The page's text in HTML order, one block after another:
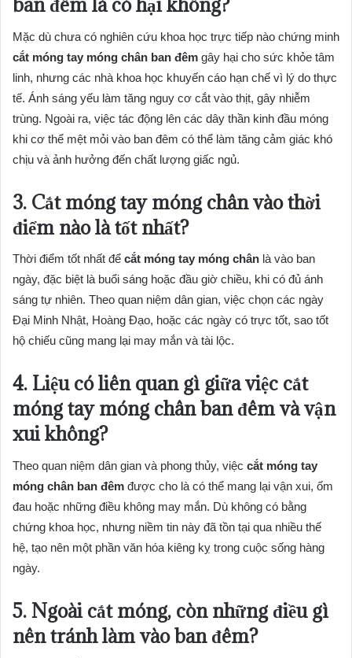
Mặc dù chưa có nghiên cứu khoa học trực tiếp nào chứng minh
cắt móng tay móng chân ban đêm gây hại cho sức khỏe tâm
linh, nhưng các nhà khoa học khuyến cáo hạn chế vì lý do thực
tế. Ánh sáng yếu làm tăng nguy cơ cắt vào thịt, gây nhiễm
trùng. Ngoài ra, việc tác động lên các dây thần kinh đầu móng
khi cơ thể mệt mỏi vào ban đêm có thể làm tăng cảm giác khó
chịu và ảnh hưởng đến chất lượng giấc ngủ.
3. Cắt móng tay móng chân vào thời
điểm nào là tốt nhất?
Thời điểm tốt nhất để cắt móng tay móng chân là vào ban
ngày, đặc biệt là buổi sáng hoặc đầu giờ chiều, khi có đủ ánh
sáng tự nhiên. Theo quan niệm dân gian, việc chọn các ngày
Đại Minh Nhật, Hoàng Đạo, hoặc các ngày có trực tốt, sao tốt
hộ chiếu cũng mang lại may mắn và tài lộc.
4. Liệu có liên quan gì giữa việc cắt
móng tay móng chân ban đêm và vận
xui không?
Theo quan niệm dân gian và phong thủy, việc cắt móng tay
móng chân ban đêm được cho là có thể mang lại vận xui, ốm
đau hoặc những điều không may mắn. Dù không có bằng
chứng khoa học, nhưng niềm tin này đã tồn tại qua nhiều thế
hệ, tạo nên một phần văn hóa kiêng kỵ trong cuộc sống hàng
ngày.
5. Ngoài cắt móng, còn những điều gì
nên tránh làm vào ban đêm?